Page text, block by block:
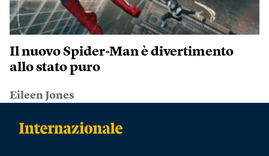
Il nuovo Spider-Man è divertimento
allo stato puro
Eileen Jones